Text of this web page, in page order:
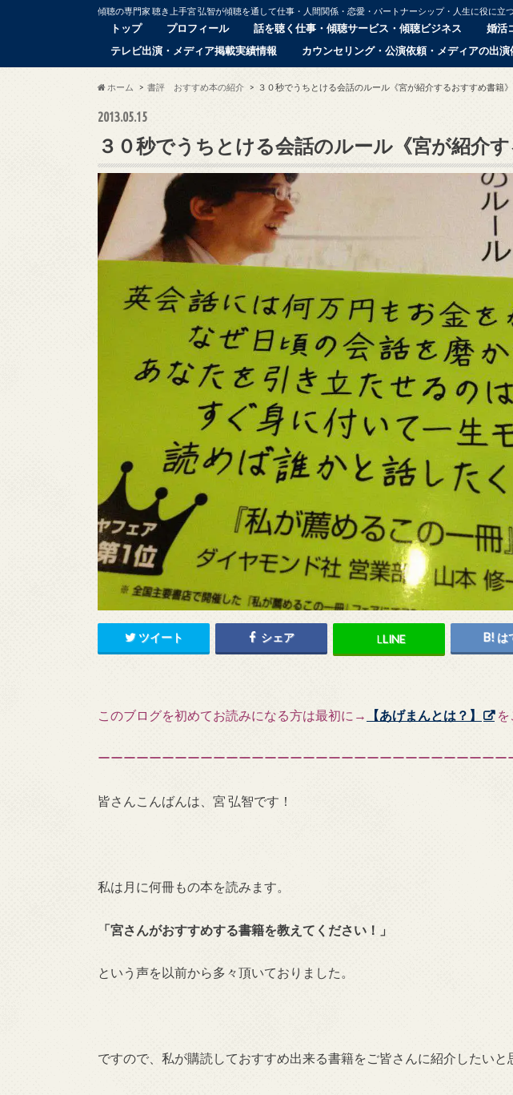
傾聴の専門家 聴き上手宮 弘智が傾聴を通して仕事・人間関係・恋愛・パートナーシップ・人生に役に立
トップ プロフィール 話を聴く仕事・傾聴サービス・傾聴ビジネス 婚活
テレビ出演・メディア掲載実績情報
カウンセリング・公演依頼・メディアの出
ホーム 書評 おすすめ本の紹介 ３０秒でうちとける会話のルール《宮が紹介するおすすめ書籍》
2013.05.15
３０秒でうちとける会話のルール《宮が紹介す
ツイート シェア LLINE は
このブログを初めてお読みになる方は最初に→ 【あげまんとは？】 を
ーーーーーーーーーーーーーーーーーーーーーーーーーーーーーーーー
皆さんこんばんは、宮 弘智です！
私は月に何冊もの本を読みます。
「宮さんがおすすめする書籍を教えてください！」
という声を以前から多々頂いておりました。
ですので、私が購読しておすすめ出来る書籍をご皆さんに紹介したいと